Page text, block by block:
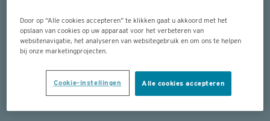
01 DECEMBER 2022
GEZONDHEIDSZORG
Facebook
LinkedInWhatsApp
X EmailPrint
Door op “Alle cookies accepteren” te klikken gaat u akkoord met het
opslaan van cookies op uw apparaat voor het verbeteren van
websitenavigatie, het analyseren van websitegebruik en om ons te helpen
bij onze marketingprojecten.
Alle cookies accepteren
Cookie-instellingen